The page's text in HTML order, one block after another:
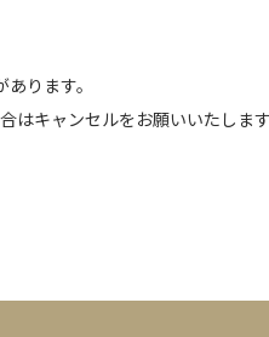
ります。
はキャンセルをお願いいたしま